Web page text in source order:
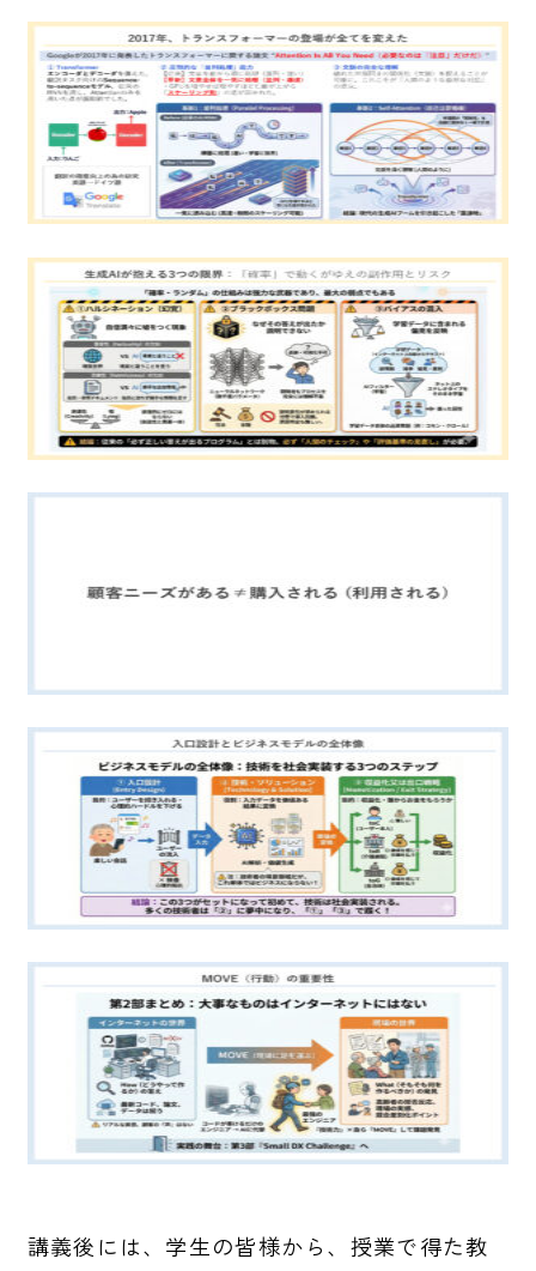
講義後には、学生の皆様から、授業で得た教